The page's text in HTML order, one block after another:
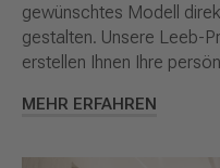
gewünschtes Modell
gestalten. Unsere Leeb-
erstellen Ihnen Ihre
MEHR ERFAHREN